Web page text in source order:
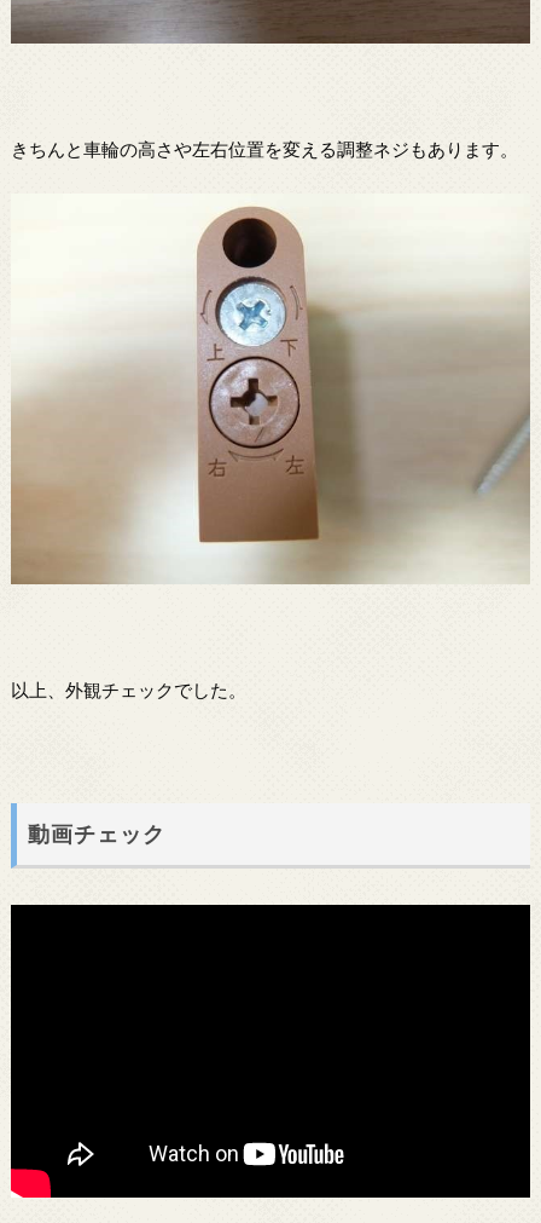
きちんと車輪の高さや左右位置を変える調整ネジもあります。
以上、外観チェックでした。
動画チェック